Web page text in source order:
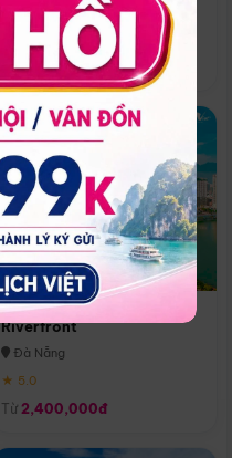
Quoc
Phú Quốc
★ 5.0
Melia Vinpearl Danang
Riverfront
Đà Nẵng
★ 5.0
Từ 2,400,000đ